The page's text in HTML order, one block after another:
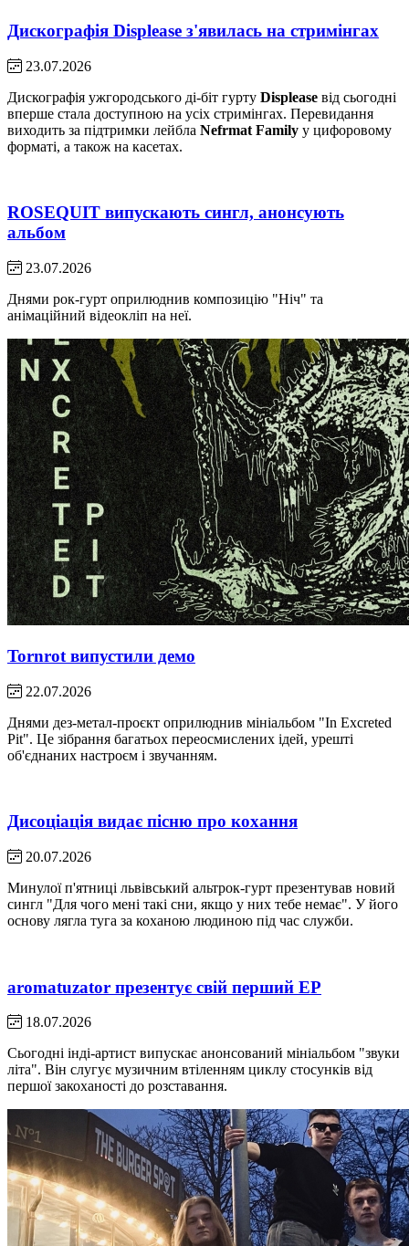
Дискографія Displease з'явилась на стримінгах
23.07.2026
Дискографія ужгородського ді-біт гурту Displease від сьогодні
вперше стала доступною на усіх стримінгах. Перевидання
виходить за підтримки лейбла Nefrmat Family у цифоровому
форматі, а також на касетах.
ROSEQUIT випускають сингл, анонсують
альбом
23.07.2026
Днями рок-гурт оприлюднив композицію "Ніч" та
анімаційний відеокліп на неї.
Tornrot випустили демо
22.07.2026
Днями дез-метал-проєкт оприлюднив мініальбом "In Excreted
Pit". Це зібрання багатьох переосмислених ідей, урешті
об'єднаних настроєм і звучанням.
Дисоціація видає пісню про кохання
20.07.2026
Минулої п'ятниці львівський альтрок-гурт презентував новий
сингл "Для чого мені такі сни, якщо у них тебе немає". У його
основу лягла туга за коханою людиною під час служби.
aromatuzator презентує свій перший EP
18.07.2026
Сьогодні інді-артист випускає анонсований мініальбом "звуки
літа". Він слугує музичним втіленням циклу стосунків від
першої закоханості до розставання.